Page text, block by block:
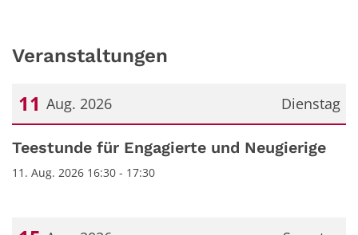
Veranstaltungen
Dienstag
11 Aug. 2026
Datum: 11. August 2026
Teestunde für Engagierte und Neugierige
11. Aug. 2026 16:30 - 17:30